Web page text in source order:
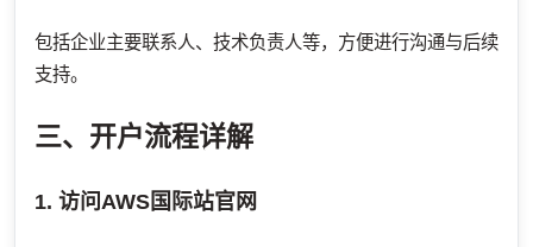
包括企业主要联系人、技术负责人等，方便进行沟通与后续
支持。
三、开户流程详解
1. 访问AWS国际站官网